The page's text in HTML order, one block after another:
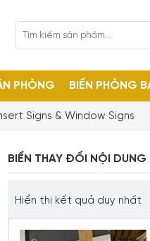
PHÒNG BIỂN PHÒNG
Signs & Window Signs
BIỂN THAY ĐỔI NỘI
Hiển thị kết quả duy nhất